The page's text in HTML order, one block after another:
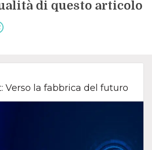
di questo articolo
Verso la fabbrica del futuro